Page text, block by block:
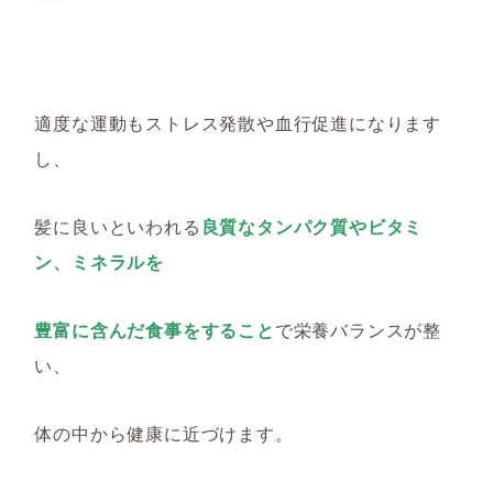
適度な運動もストレス発散や血行促進になります
し、
髪に良いといわれる 良質なタンパク質やビタミ
ン、ミネラルを
豊富に含んだ食事をすることで栄養バランスが整
い、
体の中から健康に近づけます。